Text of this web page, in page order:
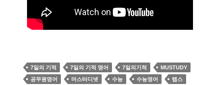
7일의 기적 7일의 기적 영어 7일의기적
MUSTUDY
공무원영어
머스터디넷 수능 수능영어
텝스